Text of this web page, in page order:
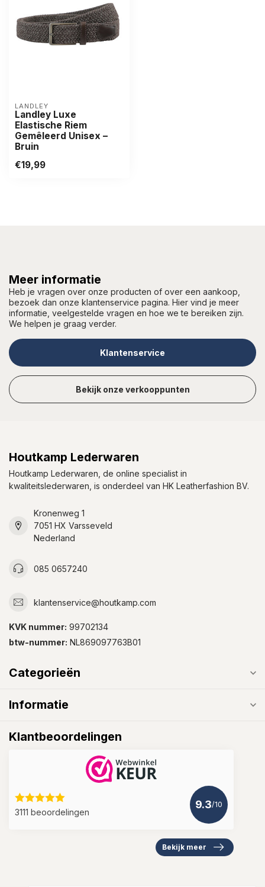
LANDLEY
Landley Luxe
Elastische Riem
Gemêleerd Unisex –
Bruin
€19,99
Meer informatie
Heb je vragen over onze producten of over een aankoop,
bezoek dan onze klantenservice pagina. Hier vind je meer
informatie, veelgestelde vragen en hoe we te bereiken zijn.
We helpen je graag verder.
Klantenservice
Bekijk onze verkooppunten
Houtkamp Lederwaren
Houtkamp Lederwaren, de online specialist in
kwaliteitslederwaren, is onderdeel van HK Leatherfashion BV.
Kronenweg 1
7051 HX Varsseveld
Nederland
085 0657240
klantenservice@houtkamp.com
KVK nummer: 99702134
btw-nummer: NL869097763B01
Categorieën
Informatie
Klantbeoordelingen
3111 beoordelingen
9.3/10
Bekijk meer